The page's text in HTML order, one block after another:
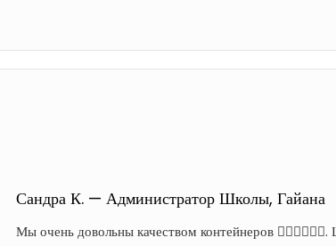
Сандра К. — Администратор Школы, Гайана
Мы очень довольны качеством контейнеров